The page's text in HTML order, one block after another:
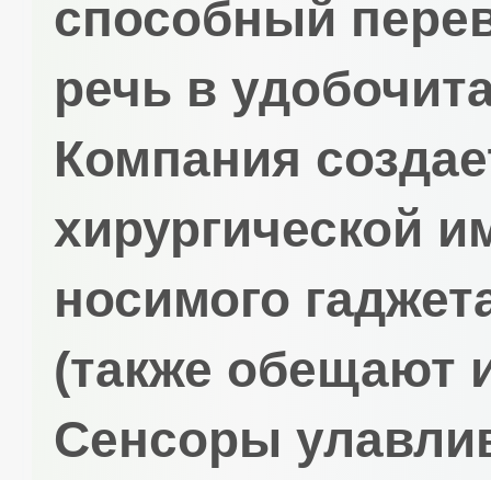
способный
речь в
Компания
хирургической
носимого
(также обещают
Сенсоры